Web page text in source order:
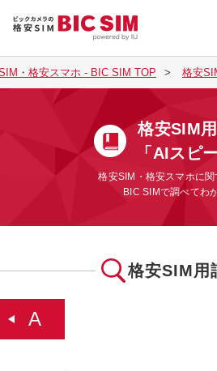
・格安スマホ - BIC SIM TOP 格安
格安SIM
「AIスピ
格安SIM・格安スマホに関
BIC SIMで調べてわ
格安SIM用
A